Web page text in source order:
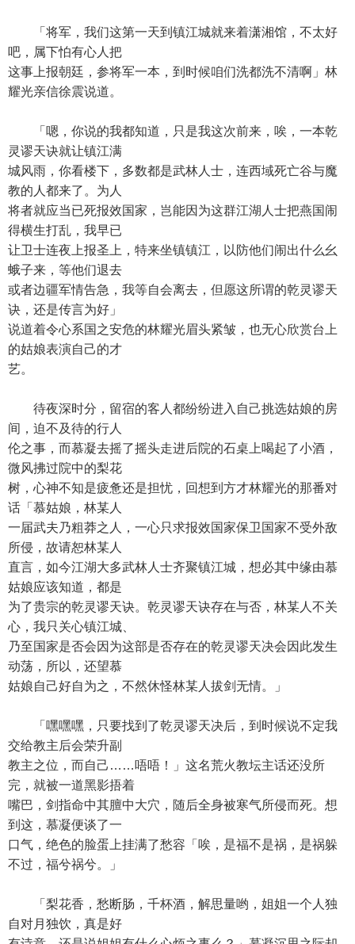
「将军，我们这第一天到镇江城就来着潇湘馆，不太好
吧，属下怕有心人把
这事上报朝廷，参将军一本，到时候咱们洗都洗不清啊」林
耀光亲信徐震说道。
「嗯，你说的我都知道，只是我这次前来，唉，一本乾
灵谬天诀就让镇江满
城风雨，你看楼下，多数都是武林人士，连西域死亡谷与魔
教的人都来了。为人
将者就应当已死报效国家，岂能因为这群江湖人士把燕国闹
得横生打乱，我早已
让卫士连夜上报圣上，特来坐镇镇江，以防他们闹出什么幺
蛾子来，等他们退去
或者边疆军情告急，我等自会离去，但愿这所谓的乾灵谬天
诀，还是传言为好」
说道着令心系国之安危的林耀光眉头紧皱，也无心欣赏台上
的姑娘表演自己的才
艺。
待夜深时分，留宿的客人都纷纷进入自己挑选姑娘的房
间，迫不及待的行人
伦之事，而慕凝去摇了摇头走进后院的石桌上喝起了小酒，
微风拂过院中的梨花
树，心神不知是疲惫还是担忧，回想到方才林耀光的那番对
话「慕姑娘，林某人
一届武夫乃粗莽之人，一心只求报效国家保卫国家不受外敌
所侵，故请恕林某人
直言，如今江湖大多武林人士齐聚镇江城，想必其中缘由慕
姑娘应该知道，都是
为了贵宗的乾灵谬天诀。乾灵谬天诀存在与否，林某人不关
心，我只关心镇江城、
乃至国家是否会因为这部是否存在的乾灵谬天决会因此发生
动荡，所以，还望慕
姑娘自己好自为之，不然休怪林某人拔剑无情。」
「嘿嘿嘿，只要找到了乾灵谬天决后，到时候说不定我
交给教主后会荣升副
教主之位，而自己……唔唔！」这名荒火教坛主话还没所
完，就被一道黑影捂着
嘴巴，剑指命中其膻中大穴，随后全身被寒气所侵而死。想
到这，慕凝便谈了一
口气，绝色的脸蛋上挂满了愁容「唉，是福不是祸，是祸躲
不过，福兮祸兮。」
「梨花香，愁断肠，千杯酒，解思量哟，姐姐一个人独
自对月独饮，真是好